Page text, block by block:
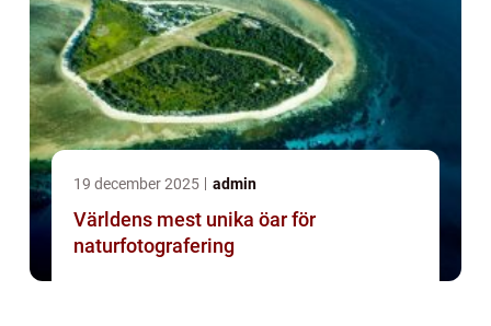
19 december 2025 admin
Världens mest unika öar för
naturfotografering